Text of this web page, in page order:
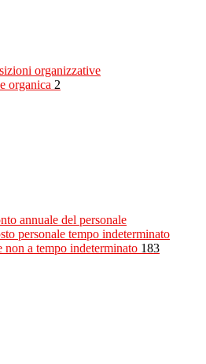
organizzative
organica 2
annuale del personale
personale tempo indeterminato
non a tempo indeterminato 183